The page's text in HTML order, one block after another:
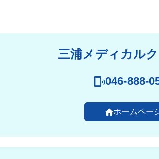
三浦メディカル
046-888-
ホームペー